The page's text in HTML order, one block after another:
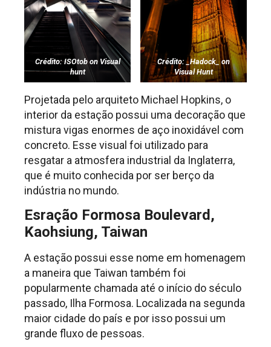
Crédito: ISOtob on Visual
hunt
Crédito: _Hadock_ on
Visual Hunt
Projetada pelo arquiteto Michael Hopkins, o
interior da estação possui uma decoração que
mistura vigas enormes de aço inoxidável com
concreto. Esse visual foi utilizado para
resgatar a atmosfera industrial da Inglaterra,
que é muito conhecida por ser berço da
indústria no mundo.
Esração Formosa Boulevard,
Kaohsiung, Taiwan
A estação possui esse nome em homenagem
a maneira que Taiwan também foi
popularmente chamada até o início do século
passado, Ilha Formosa. Localizada na segunda
maior cidade do país e por isso possui um
grande fluxo de pessoas.